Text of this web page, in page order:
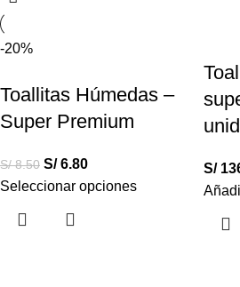
-20%
Toallitas Húmedas –
Super Premium
S/8.50 S/6.80
Seleccionar opciones
S/